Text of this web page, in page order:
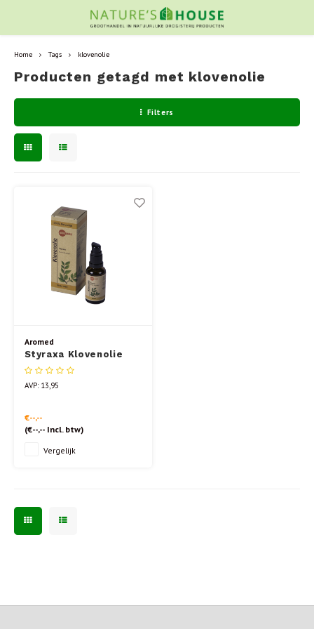
Home Tags klovenolie
Producten getagd met klovenolie
Filters
Aromed
Styraxa Klovenolie
30ml
AVP: 13,95
€--,--
(€--,--Incl. btw)
Vergelijk